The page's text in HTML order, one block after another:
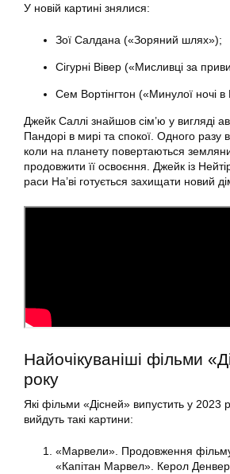
У новій картині знялися:
Зої Салдана («Зоряний шлях»);
Сігурні Вівер («Мисливці за
Сем Вортінгтон («Минулої ночі
Джейк Саллі знайшов сім’ю у вигляді
Пандорі в мирі та спокої. Одного разу
коли на планету повертаються
продовжити її освоєння. Джейк із
раси На’ві готується захищати новий
Найочікуваніші фільми
року
Які фільми «Дісней» випустить у 2023
вийдуть такі картини:
«Марвели». Продовження
«Капітан Марвел». Керол